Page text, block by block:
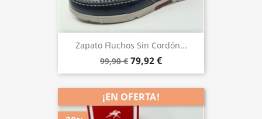
Zapato Fluchos Sin Cordón...
99,90 € 79,92 €
¡EN OFERTA!